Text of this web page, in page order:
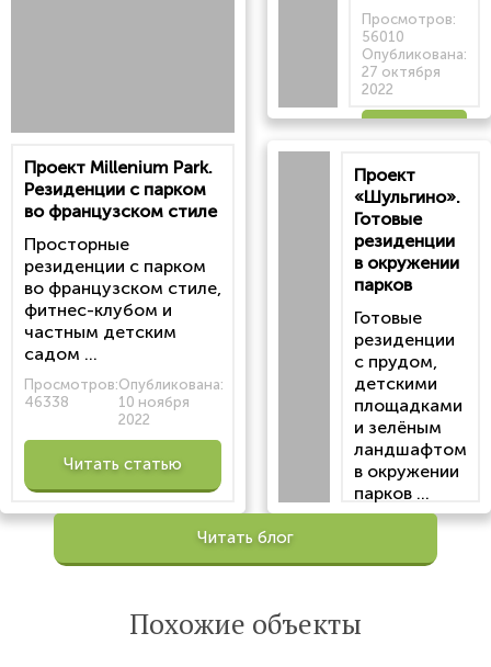
Проект Millenium Park.
Резиденции с парком
во французском стиле
Просторные
резиденции с парком
во французском стиле,
фитнес-клубом и
частным детским
садом ...
Просмотров:
46338
Опубликована:
10 ноября
2022
Читать статью
Просмотров:
56010
Опубликована:
27 октября
2022
статью
Проект
«Шульгино».
Готовые
резиденции
в окружении
парков
Готовые
резиденции
с прудом,
детскими
площадками
и зелёным
ландшафтом
в окружении
парков ...
Просмотров:
Опубликована:
Читать блог
Похожие объекты